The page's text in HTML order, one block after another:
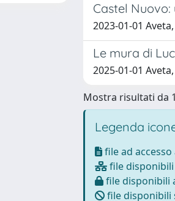
Castel
2023-01-01
Le mura di
2025-01-01
Mostra risultati da
Legenda
file ad
file
file disponibili
file disponibili